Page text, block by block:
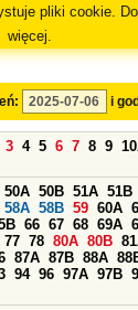
pliki cookie.
więcej.
i
3 4 5 6 7 8 9
50A 50B 51A 51B
58A 58B 59 60A
66 67 68 69A
77 78 80A 80B
87A 87B 88A
94 96 97A 97B